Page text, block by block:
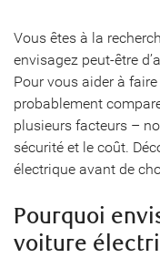
Vous êtes à la
envisagez peut-être
Pour vous aider à
probablement
plusieurs facteurs –
sécurité et le coût.
électrique avant de
Pourquoi
voiture